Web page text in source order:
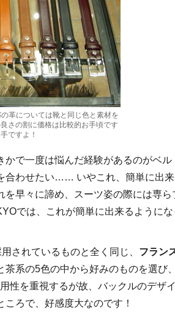
革については靴と同じ色と素材を
さの割に価格は比較的お手頃です
ですよ！
で一度は悩んだ経験があるのがベル
合わせたい…… いやこれ、簡単に出
早々に諦め、スーツ姿の際には専ら
では、これが簡単に出来るように
されているものと全く同じ、 フラン
系の5色の中から好みのものを選び
性を重視するが故、バックルのデザ
ろで、好感度大なのです！